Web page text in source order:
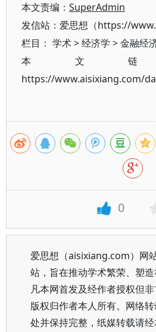
本文责编： SuperAdmin
发信站：爱思想（https://
栏目： 学术>经济学 >金融经
本文
https://www.aisixiang.com/
0
爱思想（aisixiang.com）网
站，旨在推动学术繁荣、塑造
凡本网首发及经作者授权但非
版权归作者本人所有。网络
处并保持完整，纸媒转载请